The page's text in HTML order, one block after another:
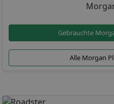
Gebrauchte
Alle Morgan